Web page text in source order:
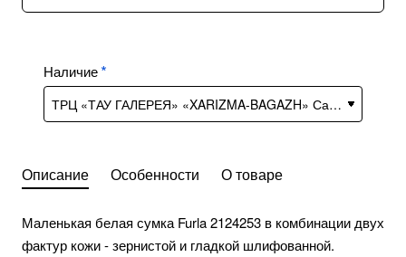
Наличие
Описание Особенности О товаре
Маленькая белая сумка Furla 2124253 в комбинации двух
фактур кожи - зернистой и гладкой шлифованной.